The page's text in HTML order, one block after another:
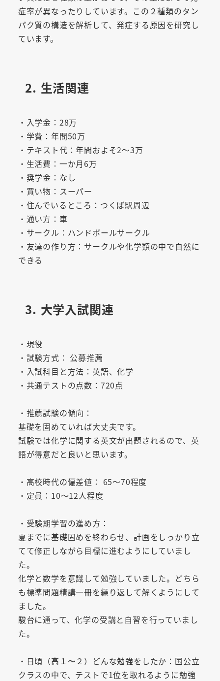
症率が異なったりしています。この２種類のタン
パク質の構造を解析して、発症する原因を研究し
ています。
2. 生活関連
・入学金：28万
・学費：年間50万
・テキスト代：年間およそ2～3万
・生活費：一か月6万
・奨学金：なし
・買い物：スーパー
・住んでいるところ：つくば駅周辺
・通い方：車
・サークル：ハンドボールサークル
・友達の作り方：サークルや化学類の中で自然に
できる
3. 大学入試関連
・現役
・試験方式： 公募推薦
・入試科目と方法：英語、化学
・共通テストの点数：720点
・推薦試験の傾向：
基礎を固めていれば大丈夫です。
試験では化学に関する英文が出題されるので、英
語が得意だと良いと思います。
・高校時代の偏差値： 65～70程度
・定員：10～12人程度
・受験期学習の進め方：
夏までに基礎固めを終わらせ、計画をしっかり立
てて修正しながら目標に進むようにしていまし
た。
化学と数学を意識して勉強していました。どちら
も標準問題精講一冊を繰り返して解くようにして
ました。
駿台に通って、化学の受講と自習を行っていまし
た。
・日頃（高１〜２）どんな勉強をしたか：国公立
クラスの中で、テストで1位を取れるように勉強